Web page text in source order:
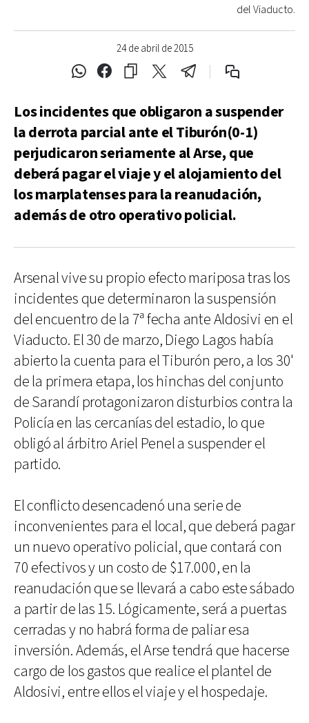
24 de abril de 2015
del Viaducto.
Los incidentes que obligaron a suspender
la derrota parcial ante el Tiburón(0-1)
perjudicaron seriamente al Arse, que
deberá pagar el viaje y el alojamiento del
los marplatenses para la reanudación,
además de otro operativo policial.
Arsenal vive su propio efecto mariposa tras los
incidentes que determinaron la suspensión
del encuentro de la 7ª fecha ante Aldosivi en el
Viaducto. El 30 de marzo, Diego Lagos había
abierto la cuenta para el Tiburón pero, a los 30'
de la primera etapa, los hinchas del conjunto
de Sarandí protagonizaron disturbios contra la
Policía en las cercanías del estadio, lo que
obligó al árbitro Ariel Penel a suspender el
partido.
El conflicto desencadenó una serie de
inconvenientes para el local, que deberá pagar
un nuevo operativo policial, que contará con
70 efectivos y un costo de $17.000, en la
reanudación que se llevará a cabo este sábado
a partir de las 15. Lógicamente, será a puertas
cerradas y no habrá forma de paliar esa
inversión. Además, el Arse tendrá que hacerse
cargo de los gastos que realice el plantel de
Aldosivi, entre ellos el viaje y el hospedaje.